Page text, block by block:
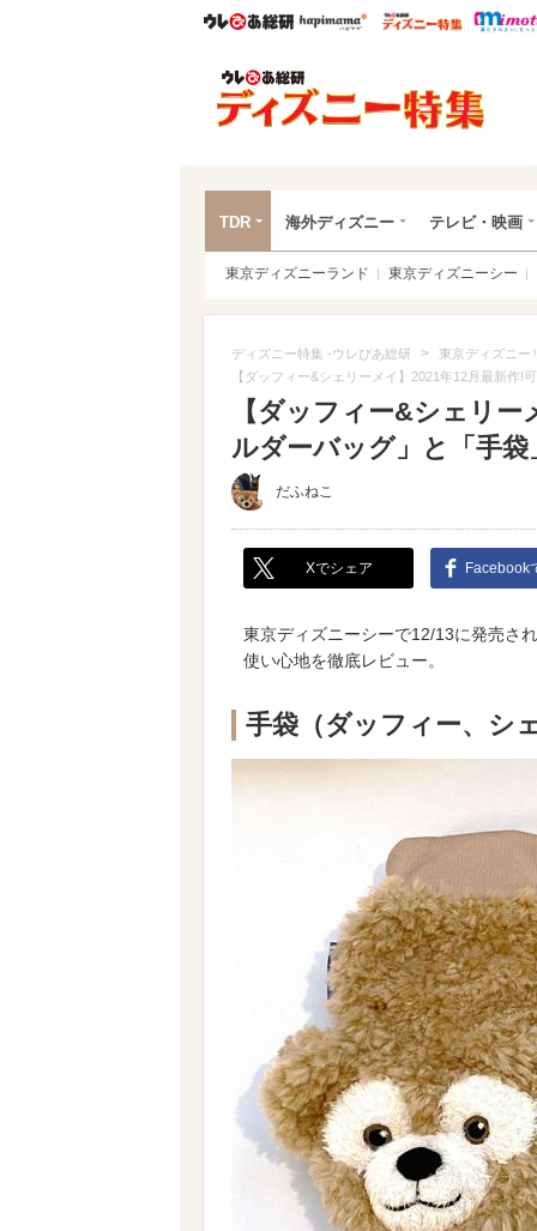
ウレぴあ総研ハピママ*
ウレぴ
TDR 海外ディズニー テレビ・映画
東京ディズニーランド 東京ディズニーシー
ディズニー特集 -ウレぴあ総研 >
東京ディズニー
【ダッフィー&シェリーメイ】2021年12月最新作
【ダッフィー&シェリ
ルダーバッグ」と「手
だふねこ
Xでシェア Facebook
東京ディズニーシーで12/13に発売さ
使い心地を徹底レビュー。
手袋（ダッフィー、シ